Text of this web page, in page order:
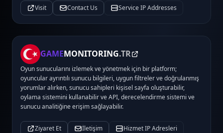
Visit Contact Us Service IP Addresses
GAMEMONITORING.TR
Oyun sunucularını izlemek ve yönetmek için bir platform;
oyuncular ayrıntılı sunucu bilgileri, uygun filtreler ve doğrulanmış
yorumlar alırken, sunucu sahipleri kişisel sayfa oluşturabilir,
oylama sistemini kullanabilir ve API, derecelendirme sistemi ve
sunucu analitiğine erişim sağlayabilir.
Ziyaret Et İletişim Hizmet IP Adresleri